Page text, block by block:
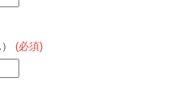
(必須)